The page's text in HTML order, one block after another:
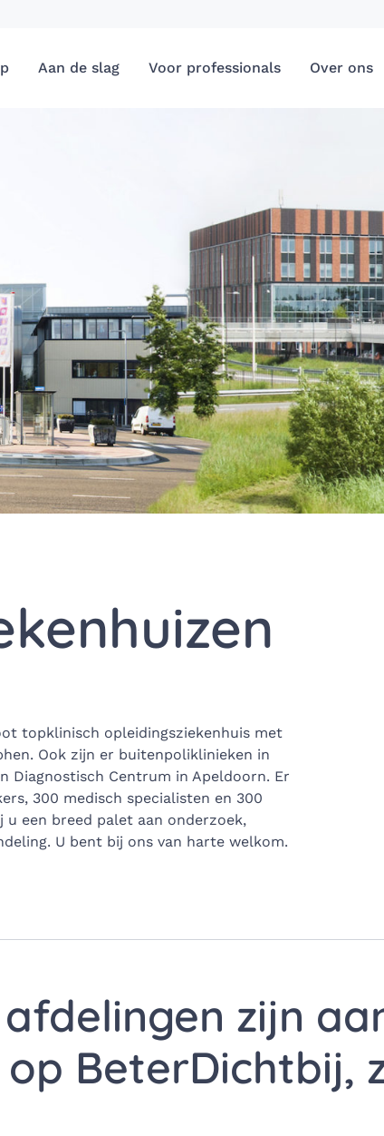
Aan de slag Voor professionals Over ons
topklinisch opleidingsziekenhuis met
Ook zijn er buitenpoliklinieken in
Diagnostisch Centrum in Apeldoorn. Er
300 medisch specialisten en 300
u een breed palet aan onderzoek,
U bent bij ons van harte welkom.
zijn
op BeterDichtbij,